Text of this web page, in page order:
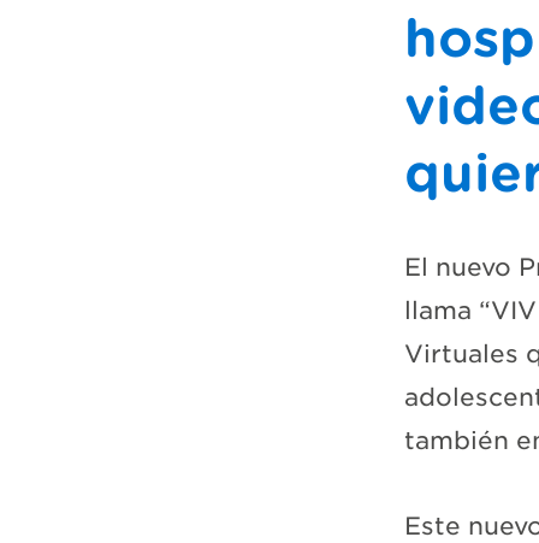
El nuevo
llama
Virtuales
también
Este